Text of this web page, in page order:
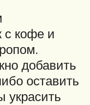
с кофе и
добавить
оставить
украсить